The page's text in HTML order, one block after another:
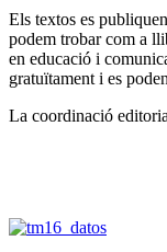
Els textos es
podem trobar com a
en educació i
gratuïtament i es
La coordinació